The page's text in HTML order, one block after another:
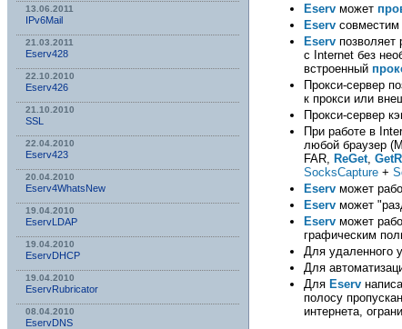
13.06.2011
IPv6Mail
21.03.2011
Eserv428
22.10.2010
Eserv426
21.10.2010
SSL
22.04.2010
Eserv423
20.04.2010
Eserv4WhatsNew
19.04.2010
EservLDAP
19.04.2010
EservDHCP
19.04.2010
EservRubricator
08.04.2010
EservDNS
Eserv может
Eserv
Eserv позволяет
с Internet без
встроенный
Прокси-сервер
к прокси или
Прокси-сервер
При работе в
любой браузер
FAR,
ReGet
SocksCapture +
Eserv может
Eserv может
Eserv может
графическим
Для удаленного
Для
Для Eserv
полосу
интернета,